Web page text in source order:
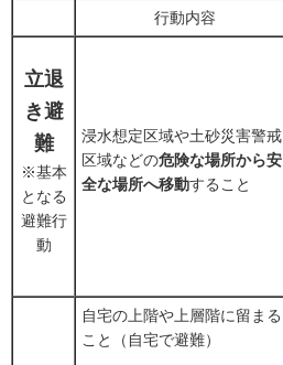
行動内容
立退
き避
難
※基本
となる
避難行
動
浸水想定区域や土砂災害警戒
区域などの危険な場所から安
全な場所へ移動すること
自宅の上階や上層階に留まる
こと（自宅で避難）